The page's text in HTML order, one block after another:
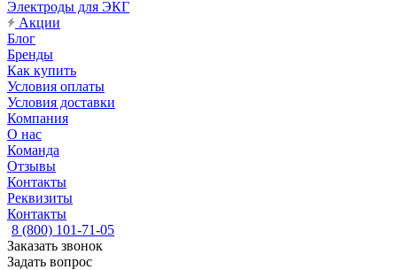
Электроды для ЭКГ
Акции
Блог
Бренды
Как купить
Условия оплаты
Условия доставки
Компания
О нас
Команда
Отзывы
Контакты
Реквизиты
Контакты
8 (800) 101-71-05
Заказать звонок
Задать вопрос